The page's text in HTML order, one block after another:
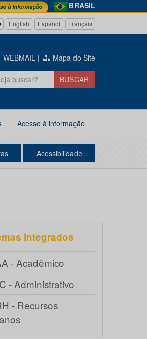
BRASIL
English Español Français
WEBMAIL | Mapa do Site
Acesso à informação
Acessibilidade
integrados
- Acadêmico
- Administrativo
- Recursos